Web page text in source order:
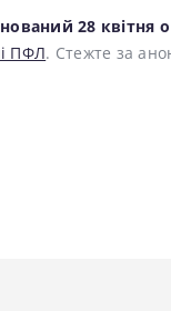
28 квітня
ПФЛ. Стежте за